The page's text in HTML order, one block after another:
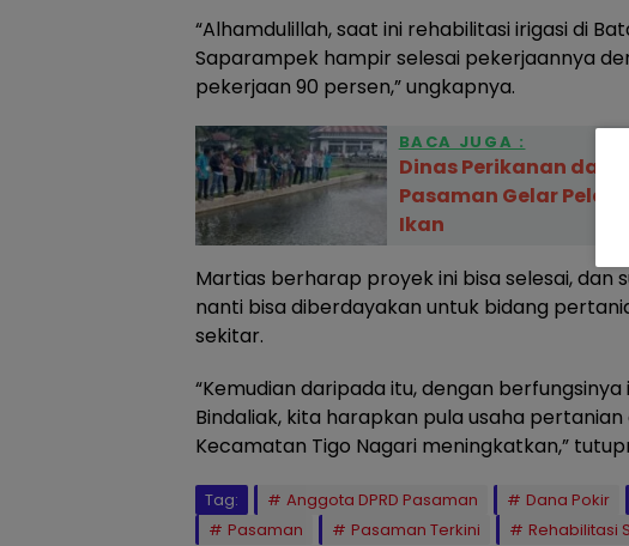
“Alhamdulillah, saat ini rehabilitasi irigasi di
Saparampek hampir selesai pekerjaannya
pekerjaan 90 persen,” ungkapnya.
BACA JUGA :
Dinas Perikanan dan
Pasaman Gelar
Ikan
Martias berharap proyek ini bisa selesai, dan
nanti bisa diberdayakan untuk bidang
sekitar.
“Kemudian daripada itu, dengan berfungsinya
Bindaliak, kita harapkan pula usaha
Kecamatan Tigo Nagari meningkatkan,”
Tag: Anggota DPRD Pasaman Dana Pokir
Pasaman
Pasaman Terkini Rehabilitasi